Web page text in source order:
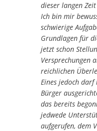
dieser langen
Ich bin mir
schwierige
Grundlagen für
jetzt schon
Versprechungen
reichlichen
Eines jedoch
Bürger
das bereits
jedwede
aufgerufen, dem